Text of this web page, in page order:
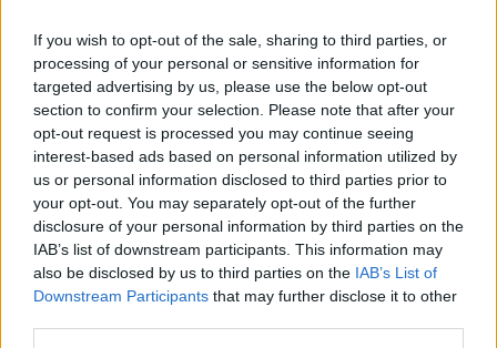
If you wish to opt-out of the sale, sharing to third parties, or
processing of your personal or sensitive information for
targeted advertising by us, please use the below opt-out
section to confirm your selection. Please note that after your
opt-out request is processed you may continue seeing
interest-based ads based on personal information utilized by
us or personal information disclosed to third parties prior to
your opt-out. You may separately opt-out of the further
disclosure of your personal information by third parties on the
IAB’s list of downstream participants. This information may
also be disclosed by us to third parties on the IAB’s List of
Downstream Participants that may further disclose it to other